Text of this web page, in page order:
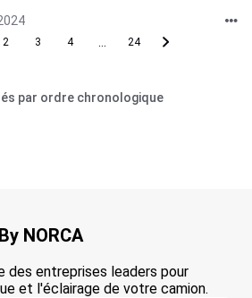
2 3 4 24
par ordre chronologique
NORCA
des entreprises leaders pour
et l'éclairage de votre camion.